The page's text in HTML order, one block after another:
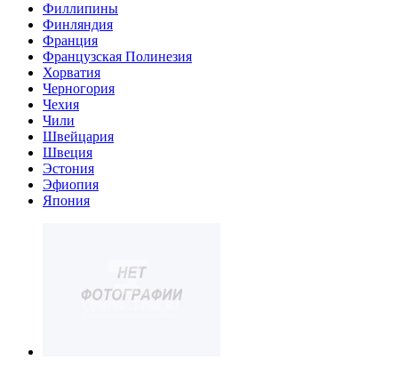
Филлипины
Финляндия
Франция
Французская Полинезия
Хорватия
Черногория
Чехия
Чили
Швейцария
Швеция
Эстония
Эфиопия
Япония